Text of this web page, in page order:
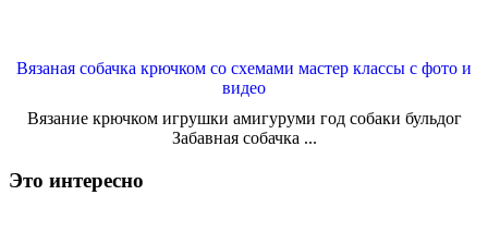
Вязаная собачка крючком со схемами мастер классы с фото и
видео
Вязание крючком игрушки амигуруми год собаки бульдог
Забавная собачка ...
Это интересно